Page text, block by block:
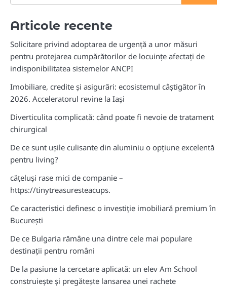
Articole recente
Solicitare privind adoptarea de urgență a unor măsuri
pentru protejarea cumpărătorilor de locuințe afectați de
indisponibilitatea sistemelor ANCPI
Imobiliare, credite și asigurări: ecosistemul câștigător în
2026. Acceleratorul revine la Iași
Diverticulita complicată: când poate fi nevoie de tratament
chirurgical
De ce sunt ușile culisante din aluminiu o opțiune excelentă
pentru living?
cățeluși rase mici de companie –
https://tinytreasuresteacups.
Ce caracteristici definesc o investiție imobiliară premium în
București
De ce Bulgaria rămâne una dintre cele mai populare
destinații pentru români
De la pasiune la cercetare aplicată: un elev Am School
construiește și pregătește lansarea unei rachete